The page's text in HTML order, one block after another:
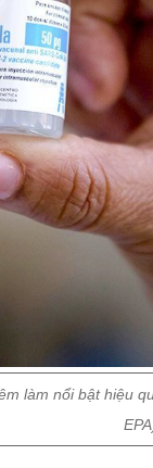
làm nổi bật hiệu